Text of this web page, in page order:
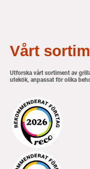
Vårt
Utforska vårt sortiment av
utekök, anpassat för olika